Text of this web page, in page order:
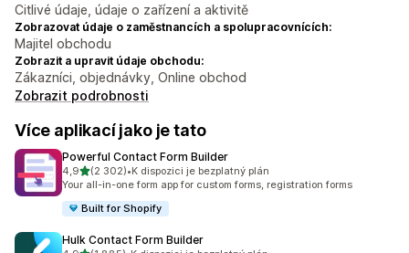
Citlivé údaje, údaje o zařízení a aktivitě
Zobrazovat údaje o zaměstnancích a spolupracovnících:
Majitel obchodu
Zobrazit a upravit údaje obchodu:
Zákazníci, objednávky, Online obchod
Zobrazit podrobnosti
Více aplikací jako je tato
Powerful Contact Form Builder
4,9z 5 hvězd
(2 302)
Celkový počet recenzí: 2302
•K dispozici je bezplatný plán
Your all-in-one form app for custom forms, registration forms
Built for Shopify
Hulk Contact Form Builder